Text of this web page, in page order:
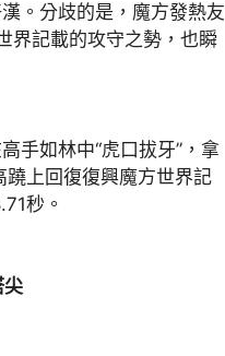
。分歧的是，魔方發熱友
界記載的攻守之勢，也瞬
手如林中“虎口拔牙”，拿
上回復復興魔方世界記
秒。